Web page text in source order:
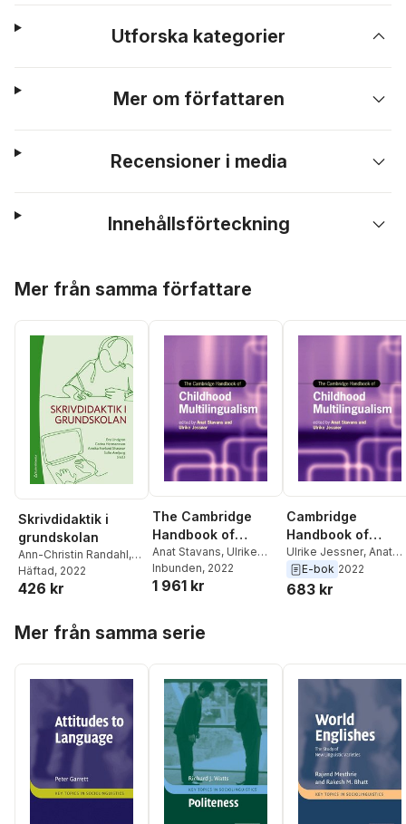
Utforska kategorier
Mer om författaren
Recensioner i media
Innehållsförteckning
Mer från samma författare
Skrivdidaktik i
grundskolan
Ann-Christin Randahl,
Anna Maria Hipkiss
Hampus Holm
Synnøve Matre,Carla
Godhe,Ann-Catrine
Gert
Etienne Van
Eden Skein,Shelley
Stagg Peterson,
Kristina Belancic
Solheim,Anat Stavans
Lisa Molin,Vesna Busic
Häftad, 2022
426 kr
The Cambridge
Handbook of
Childhood
Multilingualism
Anat Stavans, Ulrike
Jessner
Inbunden, 2022
1 961 kr
Cambridge
Handbook of
Childhood
Multilingualism
Ulrike Jessner, Anat
Stavans
E-bok 2022
683 kr
Mer från samma serie